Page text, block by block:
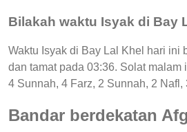
Bilakah waktu Isyak di Bay
Waktu Isyak di Bay Lal Khel hari ini
dan tamat pada 03:36. Solat malam
4 Sunnah, 4 Farz, 2 Sunnah, 2 Nafl,
Bandar berdekatan